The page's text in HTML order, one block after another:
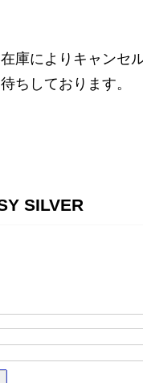
庫によりキャンセ
ちしております。
SILVER